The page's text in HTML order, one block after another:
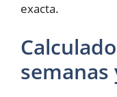
exacta.
semanas